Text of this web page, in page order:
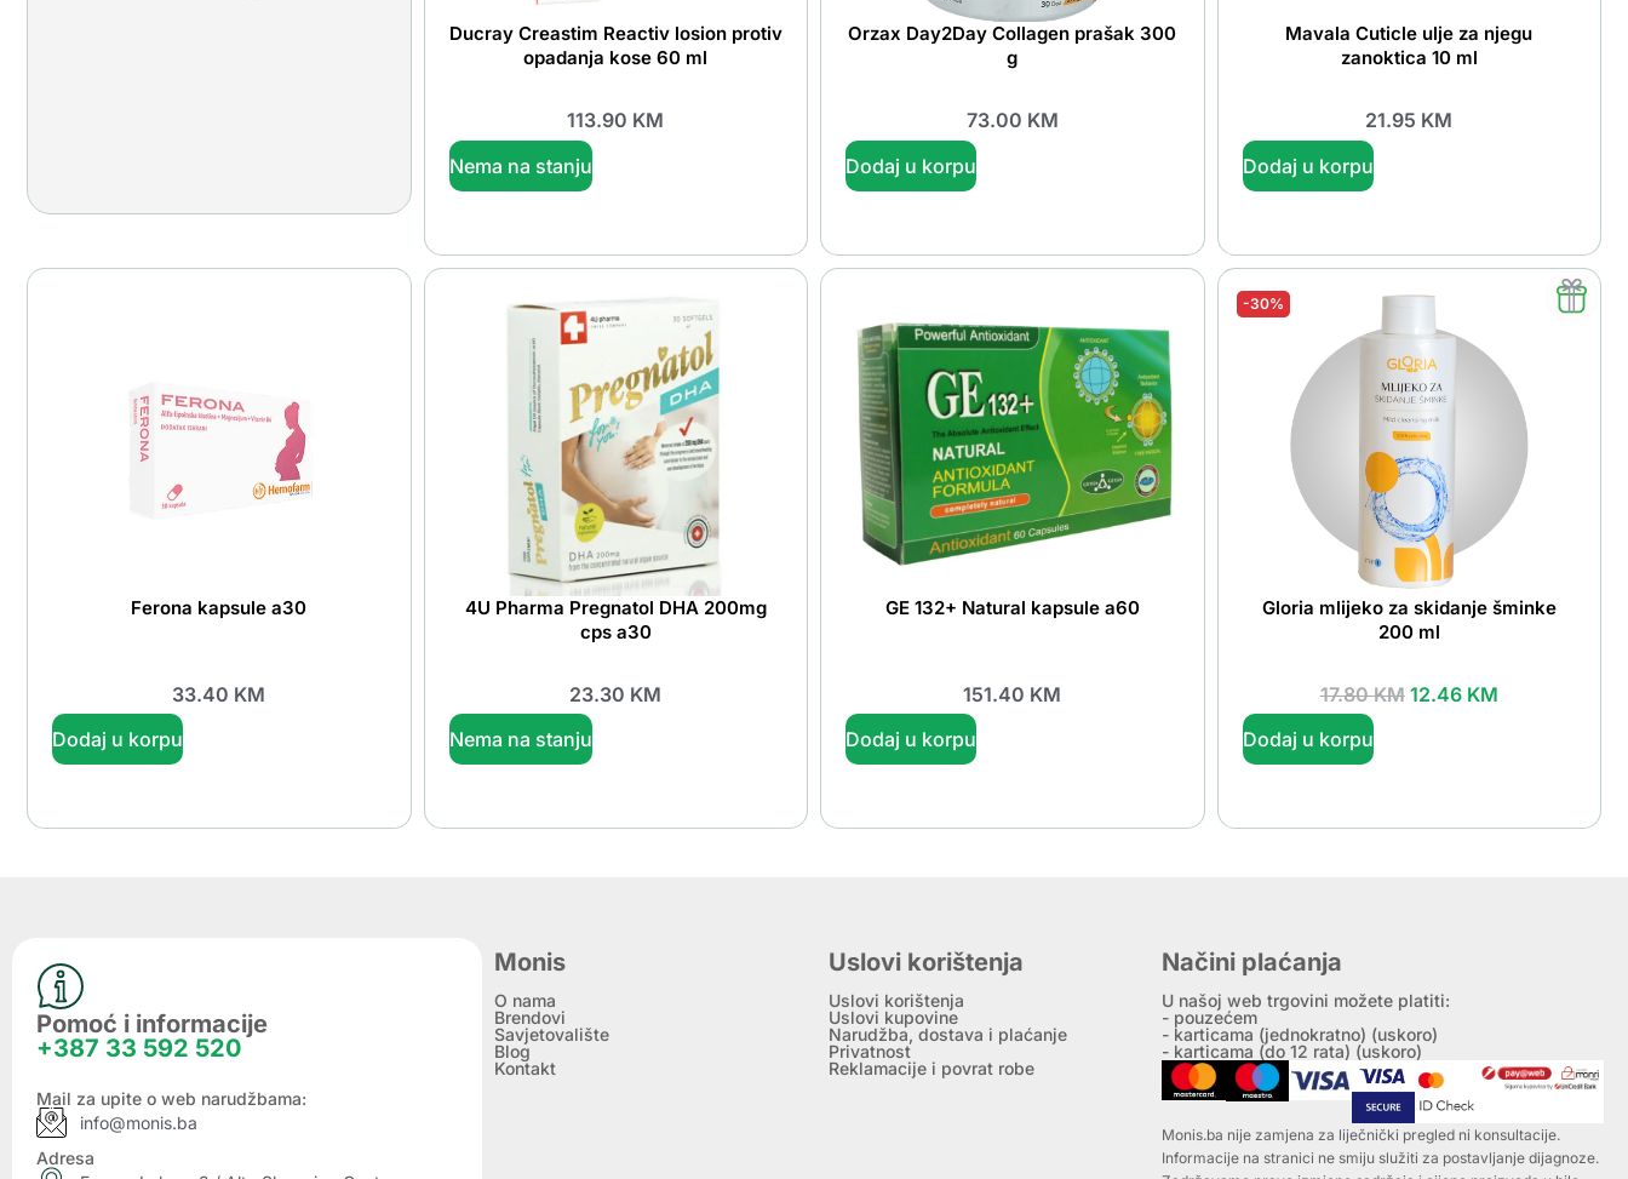
Ducray Creastim Reactiv losion protiv
opadanja kose 60 ml
113.90 KM
Nema na stanju
Orzax Day2Day Collagen prašak 300
g
73.00 KM
Dodaj u korpu
Mavala Cuticle ulje za njegu
zanoktica 10 ml
21.95 KM
Dodaj u korpu
Ferona kapsule a30
33.40 KM
Dodaj u korpu
4U Pharma Pregnatol DHA 200mg
cps a30
23.30 KM
Nema na stanju
GE 132+ Natural kapsule a60
151.40 KM
Dodaj u korpu
-30%
Gloria mlijeko za skidanje šminke
200 ml
17.80KM 12.46 KM
Dodaj u korpu
Pomoć i informacije
+387 33 592 520
Mail za upite o web narudžbama:
info@monis.ba
Adresa
Monis
O nama
Brendovi
Savjetovalište
Blog
Kontakt
Uslovi korištenja
Uslovi korištenja
Uslovi kupovine
Narudžba, dostava i plaćanje
Privatnost
Reklamacije i povrat robe
Načini plaćanja
U našoj web trgovini možete platiti:
- pouzećem
- karticama (jednokratno) (uskoro)
- karticama (do 12 rata) (uskoro)
Monis.ba nije zamjena za liječnički pregled ni konsultacije.
Informacije na stranici ne smiju služiti za postavljanje dijagnoze.